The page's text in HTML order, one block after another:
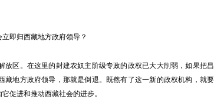
即归西藏地方政府领导？
区。在这里的封建农奴主阶级专政的政权已大大削弱，如果把昌
地方政府领导，那就是倒退。既然有了这一新的政权机构，就要
促进和推动西藏社会的进步。